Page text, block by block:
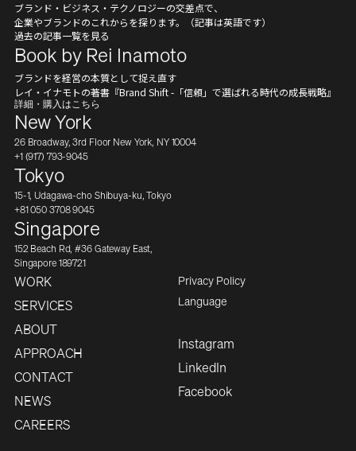
ブランド・ビジネス・テクノロジーの交差点で、
企業やブランドのこれからを探ります。（記事は英語です）
過去の記事一覧を見る
Book by Rei Inamoto
ブランドを経営の本質として捉え直す
レイ・イナモトの著書『Brand Shift -「信頼」で選ばれる時代の成長戦略』
詳細・購入はこちら
New York
26 Broadway, 3rd Floor New York, NY 10004
+1 (917) 793-9045
Tokyo
15-1, Udagawa-cho Shibuya-ku, Tokyo
+81 050 3708 9045
Singapore
152 Beach Rd, #36 Gateway East,
Singapore 189721
WORK
SERVICES
ABOUT
APPROACH
CONTACT
NEWS
CAREERS
Privacy Policy
Language
Japanese
Instagram
LinkedIn
Facebook